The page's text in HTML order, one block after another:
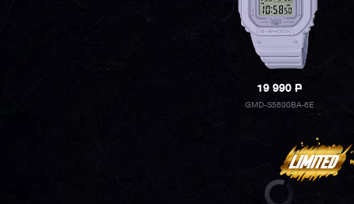
19 990P
GMD-S5600BA-6E